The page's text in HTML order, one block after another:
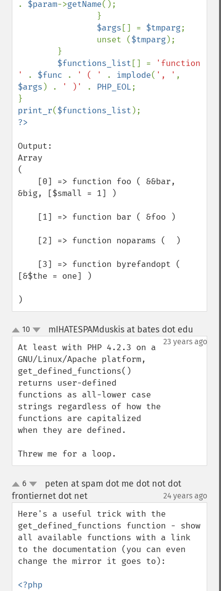
. $param->getName();
$args [] = $tmparg;
                unset (
$tmparg);
$functions_list [] =
'function
'
. $func . ' ( ' . implode( ', '
$args ) . ' )' . PHP_EOL;
print_r($functions_list
Output:
Array
(
&big, [$small = 1] )
[&$the = one] )
)
up
down
10 mIHATESPAMduskis at bates dot edu
23 years ago
At least with PHP 4.2.3 on a
GNU/Linux/Apache platform,
get_defined_functions()
returns user-defined
functions as all-lower case
strings regardless of how the
functions are capitalized
when they are defined.
Threw me for a loop.
up
down
6
peten at spam dot me dot not dot
frontiernet dot net¶ 24 years ago
Here's a useful trick with the
get_defined_functions function - show
all available functions with a link
to the documentation (you can even
change the mirror it goes to):
<?php